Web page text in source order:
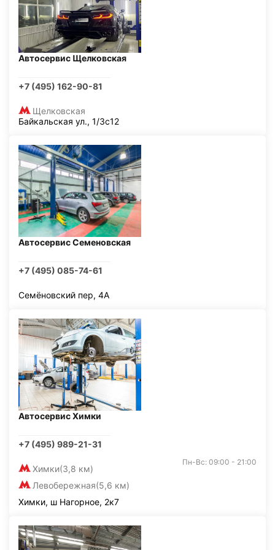
Автосервис Щелковская
+7 (495) 162-90-81
Щелковская
Байкальская ул., 1/3с12
Автосервис Семеновская
+7 (495) 085-74-61
Семёновский пер, 4А
Автосервис Химки
+7 (495) 989-21-31
Химки(3,8 км)
Левобережная(5,6 км)
Пн-Вс: 09:00 - 21:00
Химки, ш Нагорное, 2к7